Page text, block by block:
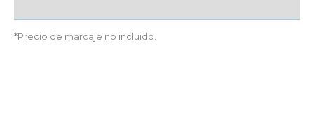
*Precio de marcaje no incluido.